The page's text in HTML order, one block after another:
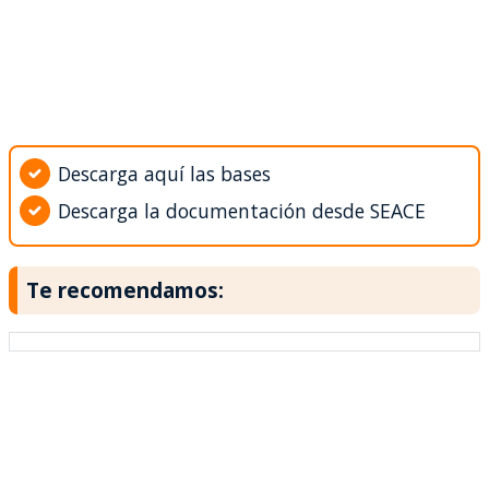
Descarga aquí las bases
Descarga la documentación desde SEACE
Te recomendamos: